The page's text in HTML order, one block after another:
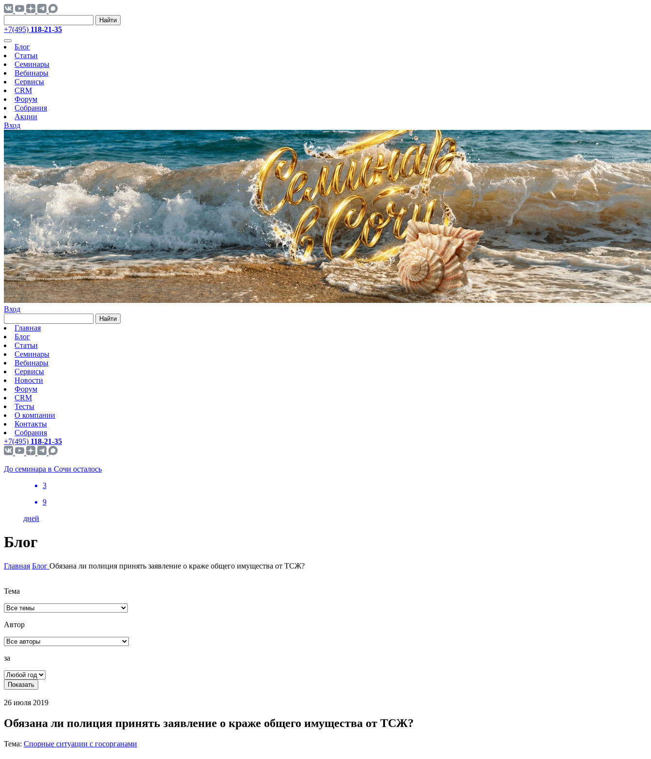
Найти
+7(495) 118-21-35
Блог
Статьи
Семинары
Вебинары
Сервисы
CRM
Форум
Собрания
Акции
Вход
Вход
Найти
Главная
Блог
Статьи
Семинары
Вебинары
Сервисы
Новости
Форум
CRM
Тесты
О компании
Контакты
Собрания
+7(495) 118-21-35
До семинара в Сочи осталось
3
9
дней
Блог
Главная Блог Обязана ли полиция принять заявление о краже общего имущества от ТСЖ?
Тема
Автор
за
Показать
26 июля 2019
Обязана ли полиция принять заявление о краже общего имущества от ТСЖ?
Тема: Спорные ситуации с госорганами